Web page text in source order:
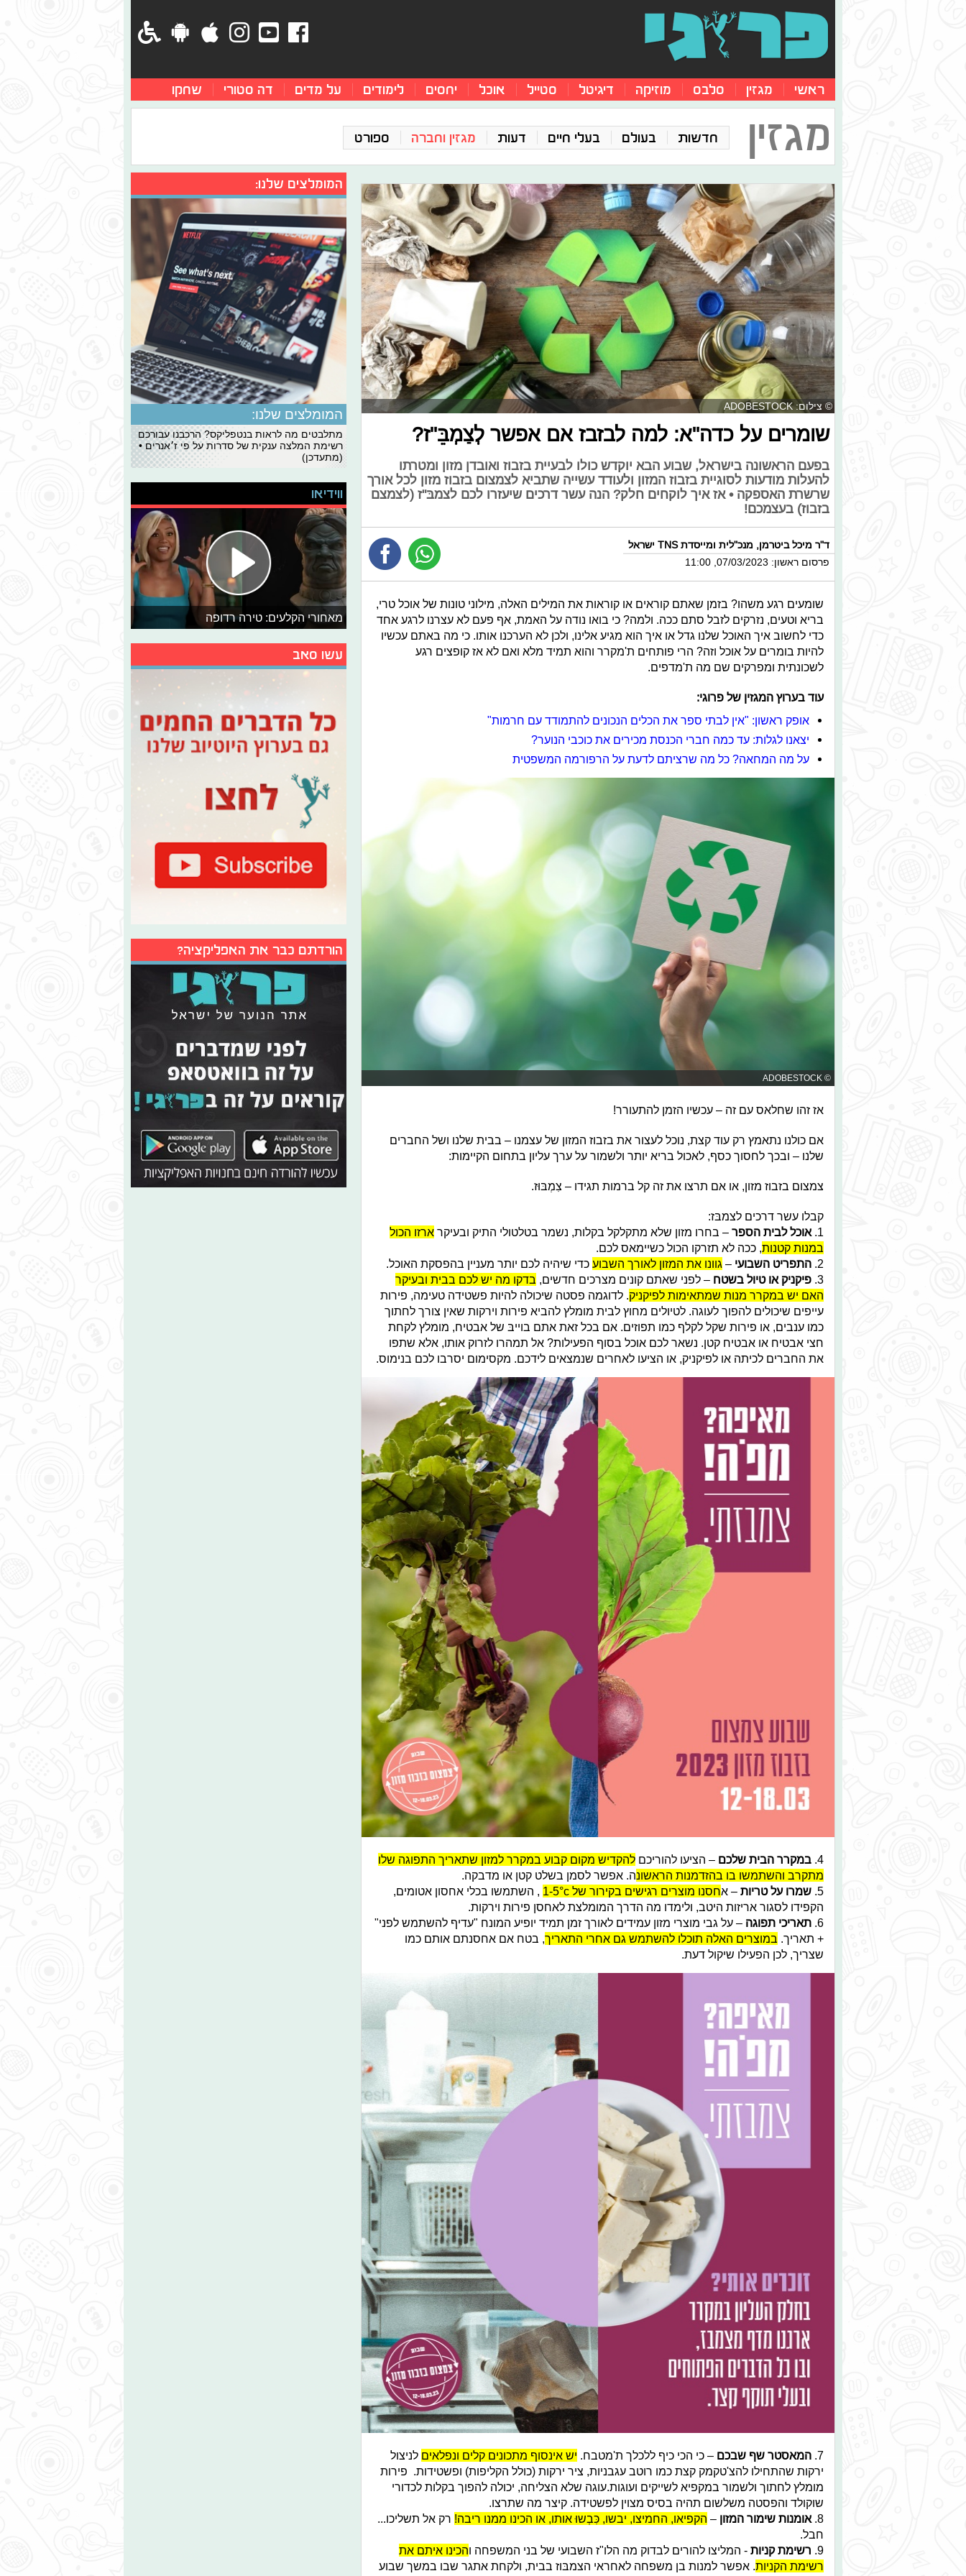
ראשי מגזין סלבס מוזיקה דיגיטל סטייל אוכל יחסים לימודים על מדים דה סטורי שחקו
מגזין חדשות בעולם בעלי חיים דעות מגזין וחברה ספורט
© צילום: ADOBESTOCK
שומרים על כדה"א: למה לבזבז אם אפשר לְצַמְבֵּ"ז?
בפעם הראשונה בישראל, שבוע הבא יוקדש כולו לבעיית בזבוז ואובדן מזון ומטרתו
להעלות מודעות לסוגיית בזבוז המזון ולעודד עשייה שתביא לצמצום בזבוז מזון לכל אורך
שרשרת האספקה • אז איך לוקחים חלק? הנה עשר דרכים שיעזרו לכם לצמבּ"ז (לצמצם
בזבוז) בעצמכם!
ד"ר מיכל ביטרמן, מנכ"לית ומייסדת TNS ישראל
פרסום ראשון: 07/03/2023, 11:00
שומעים רגע משהו? בזמן שאתם קוראים או קוראות את המילים האלה, מילוני טונות של אוכל טרי,
בריא וטעים, נזרקים לזבל סתם ככה. ולמה? כי בואו נודה על האמת, אף פעם לא עצרנו לרגע אחד
כדי לחשוב איך האוכל שלנו גדל או איך הוא מגיע אלינו, ולכן לא הערכנו אותו. כי מה באתם עכשיו
להיות בומרים על אוכל וזה? הרי פותחים ת'מקרר והוא תמיד מלא ואם לא אז קופצים רגע
לשכונתית ומפרקים שם מה ת'מדפים.
עוד בערוץ המגזין של פרוגי:
אופק ראשון: "אין לבתי ספר את הכלים הנכונים להתמודד עם חרמות"
יצאנו לגלות: עד כמה חברי הכנסת מכירים את כוכבי הנוער?
על מה המחאה? כל מה שרציתם לדעת על הרפורמה המשפטית
© ADOBESTOCK
אז זהו שחלאס עם זה – עכשיו הזמן להתעורר!
אם כולנו נתאמץ רק עוד קצת, נוכל לעצור את בזבוז המזון של עצמנו – בבית שלנו ושל החברים
שלנו – ובכך לחסוך כסף, לאכול בריא יותר ולשמור על ערך עליון בתחום הקיימות:
צמצום בזבוז מזון, או אם תרצו את זה קל ברמות תגידו – צִמְבּוּז.
קבלו עשר דרכים לצמבּז:
1. אוכל לבית הספר – בחרו מזון שלא מתקלקל בקלות, נשמר בטלטולי התיק ובעיקר ארזו הכול
במנות קטנות, ככה לא תזרקו הכול כשיימאס לכם.
2. התפריט השבועי – גוונו את המזון לאורך השבוע כדי שיהיה לכם יותר מעניין בהפסקת האוכל.
3. פיקניק או טיול בשטח – לפני שאתם קונים מצרכים חדשים, בדקו מה יש לכם בבית ובעיקר
האם יש במקרר מנות שמתאימות לפיקניק. לדוגמה פסטה שיכולה להיות פשטידה טעימה, פירות
עייפים שיכולים להפוך לעוגה. לטיולים מחוץ לבית מומלץ להביא פירות וירקות שאין צורך לחתוך
כמו ענבים, או פירות שקל לקלף כמו תפוזים. אם בכל זאת אתם בוייבּ של אבטיח, מומלץ לקחת
חצי אבטיח או אבטיח קטן. נשאר לכם אוכל בסוף הפעילות? אל תמהרו לזרוק אותו, אלא שתפו
את החברים לכיתה או לפיקניק, או הציעו לאחרים שנמצאים לידכם. מקסימום יסרבו לכם בנימוס.
4. במקרר הבית שלכם – הציעו להוריכם להקדיש מקום קבוע במקרר למזון שתאריך התפוגה שלו
מתקרב והשתמשו בו בהזדמנות הראשונה. אפשר לסמן בשלט קטן או מדבקה.
5. שמרו על טריות – אחסנו מוצרים רגישים בקירור של 1-5°c
, השתמשו בכלי אחסון אטומים,
הקפידו לסגור אריזות היטב, ולימדו מה הדרך המומלצת לאחסן פירות וירקות.
6. תאריכי תפוגה – על גבי מוצרי מזון עמידים לאורך זמן תמיד יופיע המונח "עדיף להשתמש לפני"
+ תאריך. במוצרים האלה תוכלו להשתמש גם אחרי התאריך, בטח אם אחסנתם אותם כמו
שצריך, לכן הפעילו שיקול דעת.
7. המאסטר שף שבכם – כי הכי כיף ללכלך ת'מטבח. יש אינסוף מתכונים קלים ונפלאים לניצול
ירקות שהתחילו להצ'טקמק קצת כמו רוטב עגבניות, ציר ירקות (כולל הקליפות) ופשטידות. פירות
מומלץ לחתוך ולשמור במקפיא לשייקים ועוגות.עוגה שלא הצליחה, יכולה להפוך בקלות לכדורי
שוקולד והפסטה משלשום תהיה בסיס מצוין לפשטידה. קיצר מה שתרצו.
8. אומנות שימור המזון – הקפיאו, החמיצו, יבשו, כִּבְשוּ אותו, או הכינו ממנו ריבה! רק אל תשליכו...
חבל.
9. רשימת קניות - המליצו להורים לבדוק מה הלו"ז השבועי של בני המשפחה והכינו איתם את
רשימת הקניות. אפשר למנות בן משפחה לאחראי הצמבּוז בבית, ולקחת אתגר שבו במשך שבוע
המומלצים שלנו:
המומלצים שלנו:
מתלבטים מה לראות בנטפליקס? הרכבנו עבורכם
רשימת המלצה ענקית של סדרות על פי ז׳אנרים •
(מתעדכן)
ווידיאו
מאחורי הקלעים: טירה רדופה
עשו סאב
הורדתם כבר את האפליקציה?